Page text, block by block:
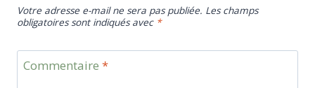
Votre adresse e-mail ne sera pas publiée. Les champs
obligatoires sont indiqués avec *
Commentaire *